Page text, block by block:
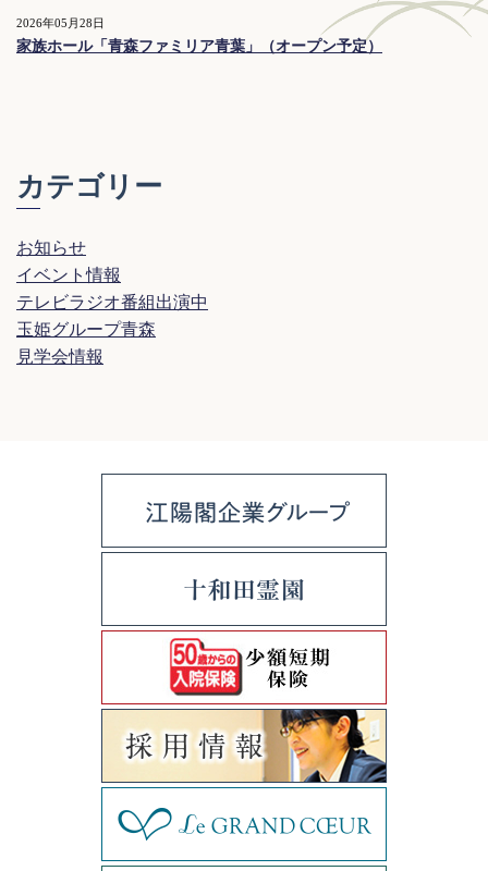
2026年05月28日
家族ホール「青森ファミリア青葉」（オープン予定）
カテゴリー
お知らせ
イベント情報
テレビラジオ番組出演中
玉姫グループ青森
見学会情報